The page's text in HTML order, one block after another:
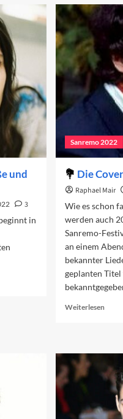
und
3
in
Sanremo 2022
Die
Raphael Mair
Wie es schon
werden auch
Sanremo-
an einem
bekannter
geplanten
Weiterlesen